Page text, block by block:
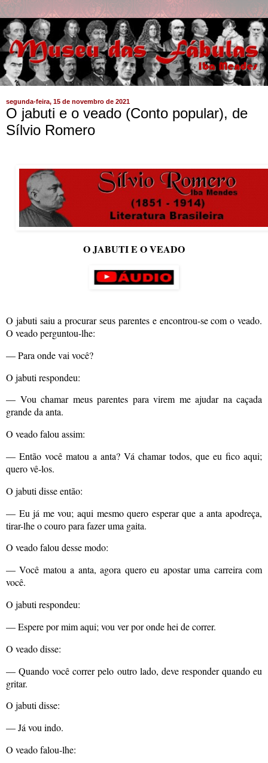
segunda-feira, 15 de novembro de 2021
O jabuti e o veado (Conto popular), de
Sílvio Romero
O JABUTI E O VEADO
O jabuti saiu a procurar seus parentes e encontrou-se com o veado.
O veado perguntou-lhe:
— Para onde vai você?
O jabuti respondeu:
— Vou chamar meus parentes para virem me ajudar na caçada
grande da anta.
O veado falou assim:
— Então você matou a anta? Vá chamar todos, que eu fico aqui;
quero vê-los.
O jabuti disse então:
— Eu já me vou; aqui mesmo quero esperar que a anta apodreça,
tirar-lhe o couro para fazer uma gaita.
O veado falou desse modo:
— Você matou a anta, agora quero eu apostar uma carreira com
você.
O jabuti respondeu:
— Espere por mim aqui; vou ver por onde hei de correr.
O veado disse:
— Quando você correr pelo outro lado, deve responder quando eu
gritar.
O jabuti disse:
— Já vou indo.
O veado falou-lhe: